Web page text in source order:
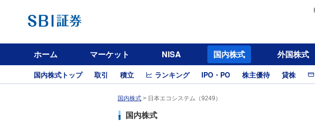
ホーム マーケット NISA 国内株式 外国株式
国内株式トップ 取引 積立 ランキング IPO・PO 株主優待 貸株
国内株式 > 日本エコシステム（9249）
国内株式